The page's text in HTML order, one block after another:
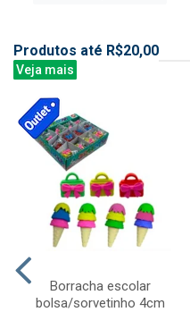
Produtos até R$20,00
Veja mais
Borracha escolar
bolsa/sorvetinho 4cm